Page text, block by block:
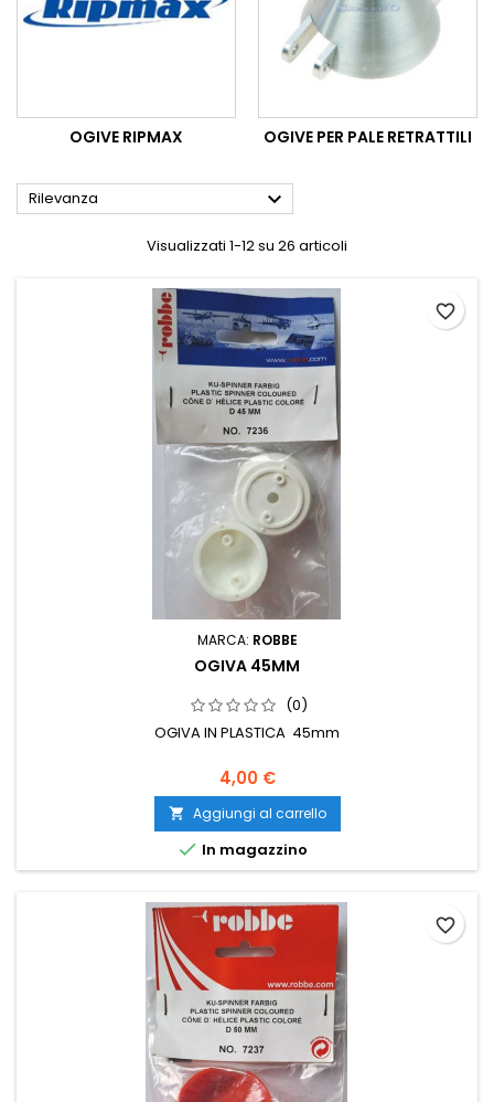
OGIVE RIPMAX OGIVE PER PALE RETRATTILI
Rilevanza 
Visualizzati 1-12 su 26 articoli
MARCA: ROBBE
OGIVA 45MM
(0)
OGIVA IN PLASTICA 45mm
4,00 €
 Aggiungi al carrello
 In magazzino
favorite_border
favorite_border